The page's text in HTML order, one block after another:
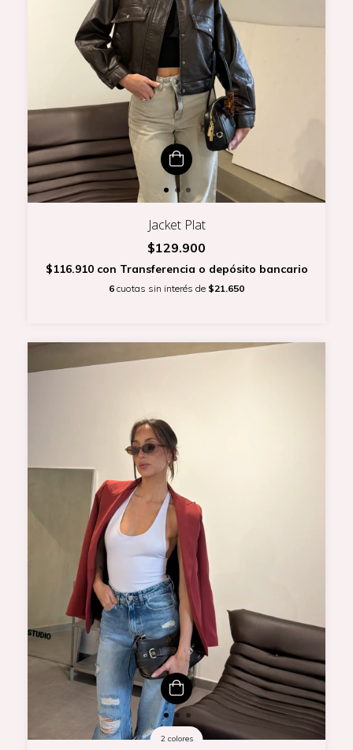
Jacket Plat
$129.900
$116.910 con Transferencia o depósito bancario
6 cuotas sin interés de $21.650
2 colores